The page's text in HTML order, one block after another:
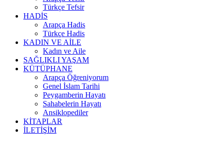
Türkçe Tefsir
HADİS
Arapça Hadis
Türkçe Hadis
KADIN VE AİLE
Kadın ve Aile
SAĞLIKLI YAŞAM
KÜTÜPHANE
Arapça Öğreniyorum
Genel İslam Tarihi
Peygamberin Hayatı
Sahabelerin Hayatı
Ansiklopediler
KİTAPLAR
İLETİŞİM